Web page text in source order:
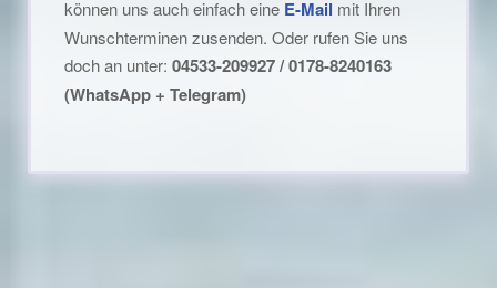
können uns auch einfach eine E-Mail mit Ihren
Wunschterminen zusenden. Oder rufen Sie uns
doch an unter: 04533-209927 / 0178-8240163
(WhatsApp + Telegram)